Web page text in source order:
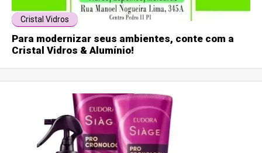
Cristal Vidros
Para modernizar seus ambientes, conte com a
Cristal Vidros & Alumínio!